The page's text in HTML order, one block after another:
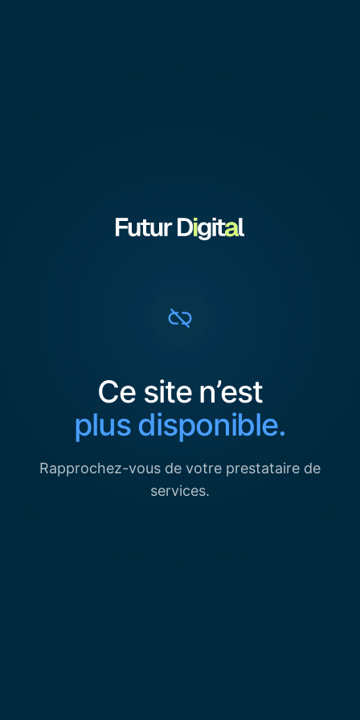
Ce site n’est
plus disponible.
Rapprochez-vous de votre prestataire de
services.